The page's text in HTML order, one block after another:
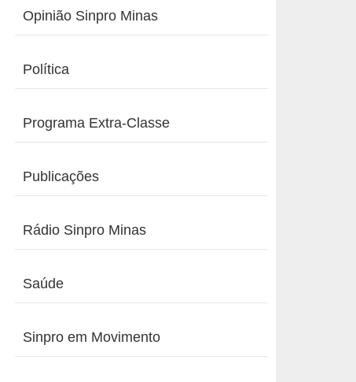
Opinião Sinpro Minas
Política
Programa Extra-Classe
Publicações
Rádio Sinpro Minas
Saúde
Sinpro em Movimento